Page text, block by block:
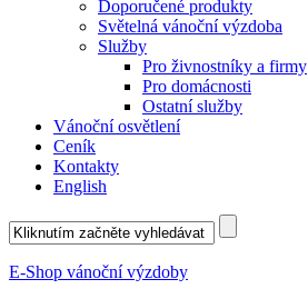
Doporučené produkty
Světelná vánoční výzdoba
Služby
Pro živnostníky a firmy
Pro domácnosti
Ostatní služby
Vánoční osvětlení
Ceník
Kontakty
English
E-Shop vánoční výzdoby